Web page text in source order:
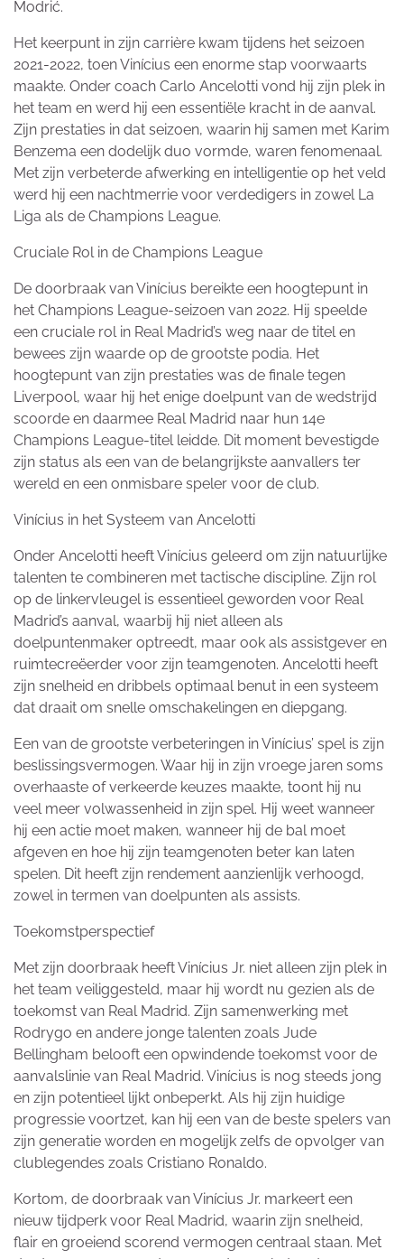
Modrić.
Het keerpunt in zijn carrière kwam tijdens het seizoen
2021-2022, toen Vinícius een enorme stap voorwaarts
maakte. Onder coach Carlo Ancelotti vond hij zijn plek in
het team en werd hij een essentiële kracht in de aanval.
Zijn prestaties in dat seizoen, waarin hij samen met Karim
Benzema een dodelijk duo vormde, waren fenomenaal.
Met zijn verbeterde afwerking en intelligentie op het veld
werd hij een nachtmerrie voor verdedigers in zowel La
Liga als de Champions League.
Cruciale Rol in de Champions League
De doorbraak van Vinícius bereikte een hoogtepunt in
het Champions League-seizoen van 2022. Hij speelde
een cruciale rol in Real Madrid’s weg naar de titel en
bewees zijn waarde op de grootste podia. Het
hoogtepunt van zijn prestaties was de finale tegen
Liverpool, waar hij het enige doelpunt van de wedstrijd
scoorde en daarmee Real Madrid naar hun 14e
Champions League-titel leidde. Dit moment bevestigde
zijn status als een van de belangrijkste aanvallers ter
wereld en een onmisbare speler voor de club.
Vinícius in het Systeem van Ancelotti
Onder Ancelotti heeft Vinícius geleerd om zijn natuurlijke
talenten te combineren met tactische discipline. Zijn rol
op de linkervleugel is essentieel geworden voor Real
Madrid’s aanval, waarbij hij niet alleen als
doelpuntenmaker optreedt, maar ook als assistgever en
ruimtecreëerder voor zijn teamgenoten. Ancelotti heeft
zijn snelheid en dribbels optimaal benut in een systeem
dat draait om snelle omschakelingen en diepgang.
Een van de grootste verbeteringen in Vinícius’ spel is zijn
beslissingsvermogen. Waar hij in zijn vroege jaren soms
overhaaste of verkeerde keuzes maakte, toont hij nu
veel meer volwassenheid in zijn spel. Hij weet wanneer
hij een actie moet maken, wanneer hij de bal moet
afgeven en hoe hij zijn teamgenoten beter kan laten
spelen. Dit heeft zijn rendement aanzienlijk verhoogd,
zowel in termen van doelpunten als assists.
Toekomstperspectief
Met zijn doorbraak heeft Vinícius Jr. niet alleen zijn plek in
het team veiliggesteld, maar hij wordt nu gezien als de
toekomst van Real Madrid. Zijn samenwerking met
Rodrygo en andere jonge talenten zoals Jude
Bellingham belooft een opwindende toekomst voor de
aanvalslinie van Real Madrid. Vinícius is nog steeds jong
en zijn potentieel lijkt onbeperkt. Als hij zijn huidige
progressie voortzet, kan hij een van de beste spelers van
zijn generatie worden en mogelijk zelfs de opvolger van
clublegendes zoals Cristiano Ronaldo.
Kortom, de doorbraak van Vinícius Jr. markeert een
nieuw tijdperk voor Real Madrid, waarin zijn snelheid,
flair en groeiend scorend vermogen centraal staan. Met